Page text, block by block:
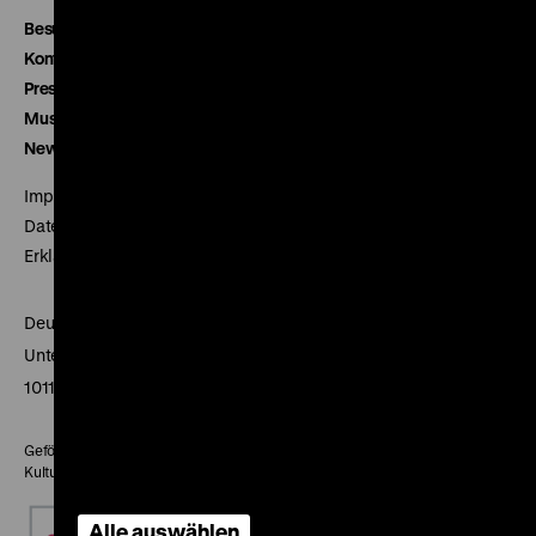
Besucherservice
Kontakt
Presse
Museumsverein
Newsletter
Impressum
Datenschutz
Erklärung digitale Barrierefreiheit
Deutsches Historisches Museum
Unter den Linden 2
10117 Berlin
Gefördert mit Mitteln des Beauftragten der Bundesregierung für
Kultur und Medien
Alle auswählen